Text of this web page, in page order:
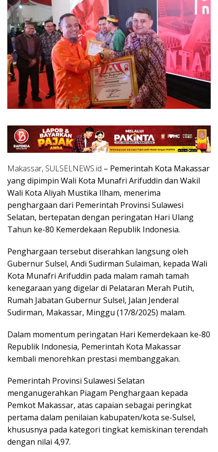
Makassar, SULSELNEWS.id – Pemerintah Kota Makassar
yang dipimpin Wali Kota Munafri Arifuddin dan Wakil
Wali Kota Aliyah Mustika Ilham, menerima
penghargaan dari Pemerintah Provinsi Sulawesi
Selatan, bertepatan dengan peringatan Hari Ulang
Tahun ke-80 Kemerdekaan Republik Indonesia.
Penghargaan tersebut diserahkan langsung oleh
Gubernur Sulsel, Andi Sudirman Sulaiman, kepada Wali
Kota Munafri Arifuddin pada malam ramah tamah
kenegaraan yang digelar di Pelataran Merah Putih,
Rumah Jabatan Gubernur Sulsel, Jalan Jenderal
Sudirman, Makassar, Minggu (17/8/2025) malam.
Dalam momentum peringatan Hari Kemerdekaan ke-80
Republik Indonesia, Pemerintah Kota Makassar
kembali menorehkan prestasi membanggakan.
Pemerintah Provinsi Sulawesi Selatan
menganugerahkan Piagam Penghargaan kepada
Pemkot Makassar, atas capaian sebagai peringkat
pertama dalam penilaian kabupaten/kota se-Sulsel,
khususnya pada kategori tingkat kemiskinan terendah
dengan nilai 4,97.